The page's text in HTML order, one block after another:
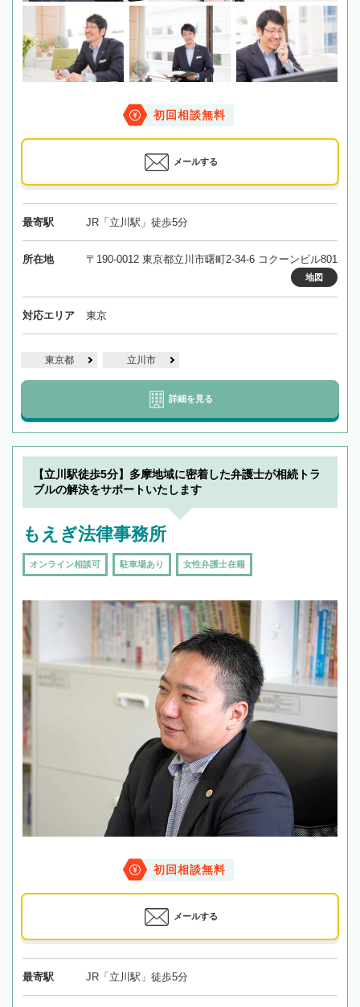
初回相談無料
メールする
最寄駅 JR「立川駅」徒歩5分
所在地 〒190-0012 東京都立川市曙町2-34-6 コクーンビル801
地図
対応エリア 東京
東京都 立川市
詳細を見る
【立川駅徒歩5分】多摩地域に密着した弁護士が相続トラ
ブルの解決をサポートいたします
もえぎ法律事務所
オンライン相談可 駐車場あり 女性弁護士在籍
初回相談無料
メールする
最寄駅 JR「立川駅」徒歩5分